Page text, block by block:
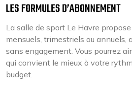
LES FORMULES D’ABONNEMENT
La salle de sport Le Havre
mensuels, trimestriels ou annuels,
sans engagement. Vous pourrez
qui convient le mieux à votre
budget.